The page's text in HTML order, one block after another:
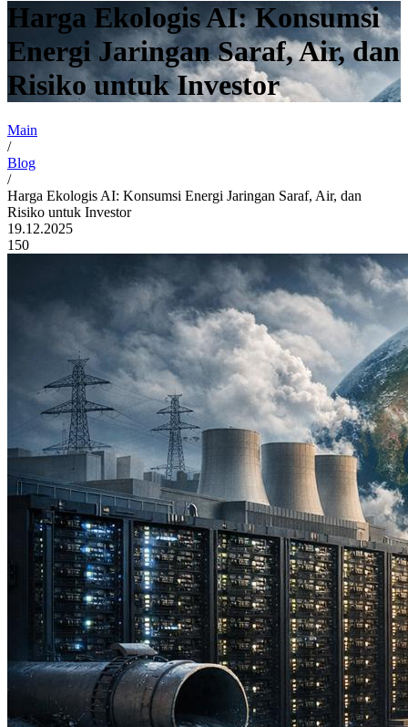
Harga Ekologis AI: Konsumsi
Energi Jaringan Saraf, Air, dan
Risiko untuk Investor
Main
/
Blog
/
Harga Ekologis AI: Konsumsi Energi Jaringan Saraf, Air, dan
Risiko untuk Investor
19.12.2025
150